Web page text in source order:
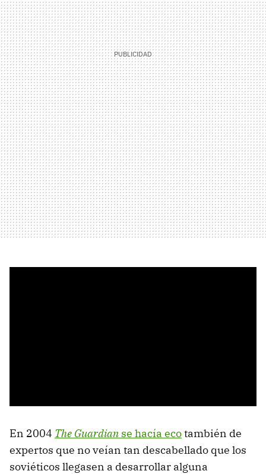
En 2004 The Guardian se hacía ecotambién de
expertos que no veían tan descabellado que los
soviéticos llegasen a desarrollar alguna